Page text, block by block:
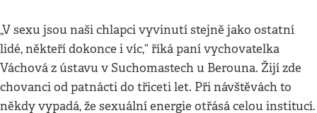
„V sexu jsou naši chlapci vyvinutí stejně jako ostatní
lidé, někteří dokonce i víc,“ říká paní vychovatelka
Váchová z ústavu v Suchomastech u Berouna. Žijí zde
chovanci od patnácti do třiceti let. Při návštěvách to
někdy vypadá, že sexuální energie otřásá celou institucí.